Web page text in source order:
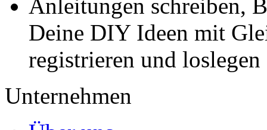
Anleitungen schreiben,
Deine DIY Ideen mit
registrieren und loslegen
Unternehmen